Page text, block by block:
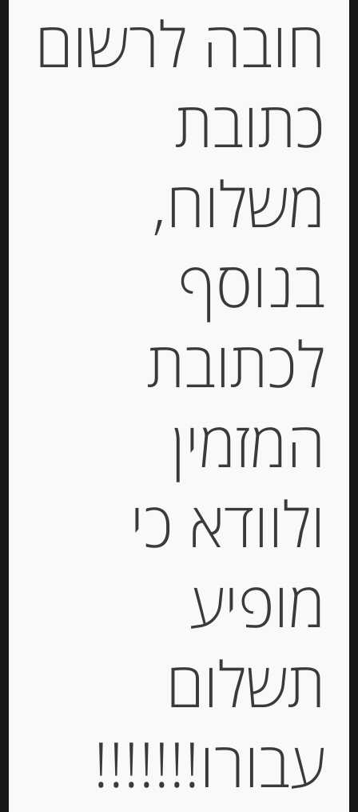
צרפתי, 750 מ”ל
39.00
3760125980003
קטגוריות:
נקטר קאסיס דה
בורגון EMMANUELLE
BAILLARD
מידע נוסף
חובה לרשום
כתובת
משלוח,
בנוסף
לכתובת
המזמין
ולוודא כי
מופיע
תשלום
עבורו!!!!!!!